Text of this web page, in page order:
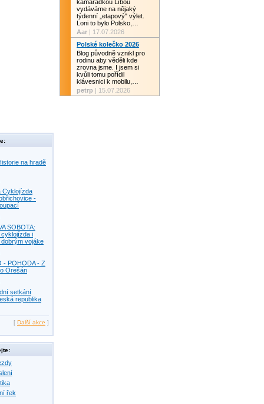
na hradě
Cyklojízda
-
SOBOTA:
i
vojáke
- POHODA - Z
Orešán
setkání
republika
[ Další akce ]
řek
kamarádkou Líbou
vydáváme na nějaký
týdenní „etapový" výlet.
Loni to bylo Polsko,…
Aar | 17.07.2026
Polské kolečko 2026
Blog původně vznikl pro
rodinu aby věděli kde
zrovna jsme. I jsem si
kvůli tomu pořídil
klávesnici k mobilu,…
petrp | 15.07.2026